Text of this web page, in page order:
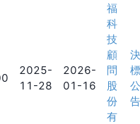
2025-
11-28
2026-
01-16
福
科
技
顧
問
股
份
有
決
標
公
告